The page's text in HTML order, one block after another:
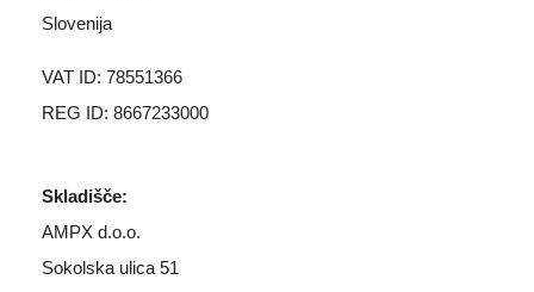
Slovenija
VAT ID: 78551366
REG ID: 8667233000
Skladišče:
AMPX d.o.o.
Sokolska ulica 51